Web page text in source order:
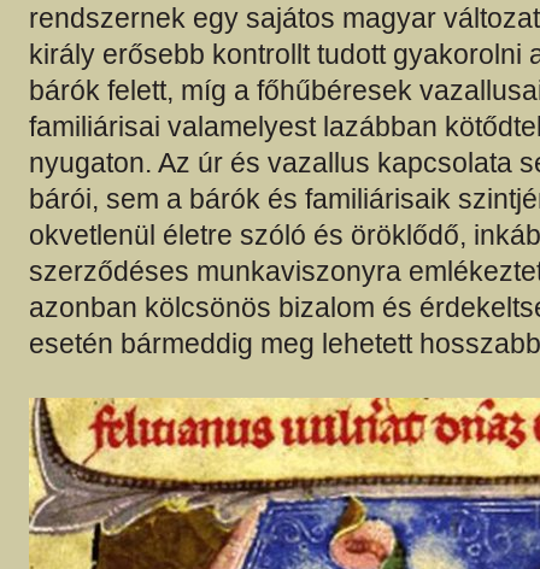
rendszernek egy sajátos magyar
király erősebb kontrollt tudott gyakorolni
bárók felett, míg a főhűbéresek
familiárisai valamelyest lazábban
nyugaton. Az úr és vazallus kapcsolata
bárói, sem a bárók és familiárisaik
okvetlenül életre szóló és öröklődő,
szerződéses munkaviszonyra
azonban kölcsönös bizalom és
esetén bármeddig meg lehetett